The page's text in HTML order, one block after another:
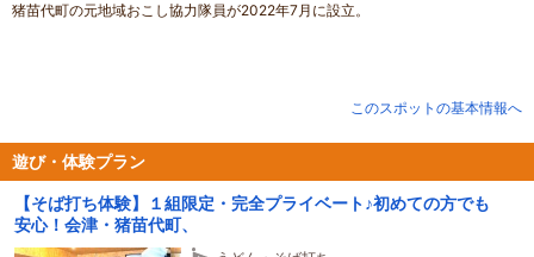
猪苗代町の元地域おこし協力隊員が2022年7月に設立。
化したことにより、収穫体験や焙煎体験といった観光コンテンツのプランを造
成し事業を展開している。
また、2023年に改装した空き店舗のフロア側では、地域の特産品を活用した事
業として蕎麦打ち体験の受入を行っている。
このスポットの基本情報へ
遊び・体験プラン
【そば打ち体験】１組限定・完全プライベート♪初めての方でも
安心！会津・猪苗代町、